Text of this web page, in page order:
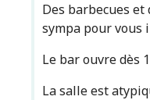
Des barbecues
sympa pour vous
Le bar ouvre dès
La salle est